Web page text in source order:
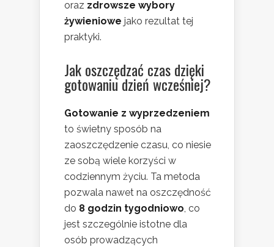
oraz zdrowsze wybory
żywieniowe jako rezultat tej
praktyki.
Jak oszczędzać czas dzięki
gotowaniu dzień wcześniej?
Gotowanie z wyprzedzeniem
to świetny sposób na
zaoszczędzenie czasu, co niesie
ze sobą wiele korzyści w
codziennym życiu. Ta metoda
pozwala nawet na oszczędność
do 8 godzin tygodniowo, co
jest szczególnie istotne dla
osób prowadzących